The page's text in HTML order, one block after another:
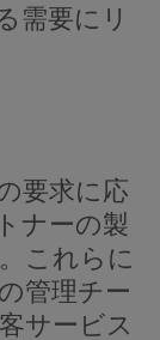
需要にリ
要求に応
ナーの製
これらに
管理チー
サービス